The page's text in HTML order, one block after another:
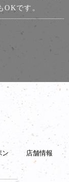
です。
ン 店舗情報